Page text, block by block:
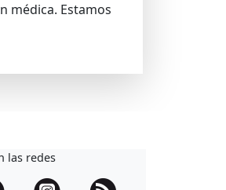
médica. Estamos
las redes